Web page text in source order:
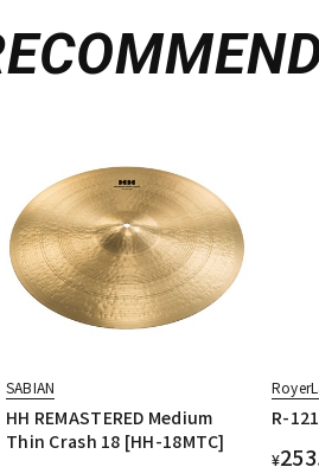
SABIAN
HH REMASTERED Medium
Thin Crash 18 [HH-18MTC]
R-
¥